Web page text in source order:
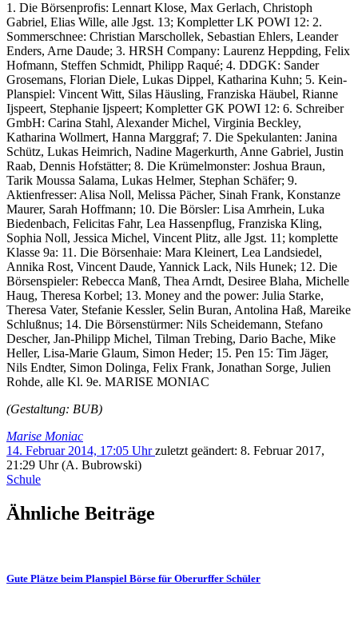
1. Die Börsenprofis: Lennart Klose, Max Gerlach, Christoph
Gabriel, Elias Wille, alle Jgst. 13; Kompletter LK POWI 12: 2.
Sommerschnee: Christian Marschollek, Sebastian Ehlers, Leander
Enders, Arne Daude; 3. HRSH Company: Laurenz Heppding, Felix
Hofmann, Steffen Schmidt, Philipp Raqué; 4. DDGK: Sander
Grosemans, Florian Diele, Lukas Dippel, Katharina Kuhn; 5. Kein-
Planspiel: Vincent Witt, Silas Häusling, Franziska Häubel, Rianne
Ijspeert, Stephanie Ijspeert; Kompletter GK POWI 12: 6. Schreiber
GmbH: Carina Stahl, Alexander Michel, Virginia Beckley,
Katharina Wollmert, Hanna Marggraf; 7. Die Spekulanten: Janina
Schütz, Lukas Heimrich, Nadine Magerkurth, Anne Gabriel, Justin
Raab, Dennis Hofstätter; 8. Die Krümelmonster: Joshua Braun,
Tarik Moussa Salama, Lukas Helmer, Stephan Schäfer; 9.
Aktienfresser: Alisa Noll, Melissa Pächer, Sinah Frank, Konstanze
Maurer, Sarah Hoffmann; 10. Die Börsler: Lisa Amrhein, Luka
Biedenbach, Felicitas Fahr, Lea Hassenpflug, Franziska Kling,
Sophia Noll, Jessica Michel, Vincent Plitz, alle Jgst. 11; komplette
Klasse 9a: 11. Die Börsenhaie: Mara Kleinert, Lea Landsiedel,
Annika Rost, Vincent Daude, Yannick Lack, Nils Hunek; 12. Die
Börsenspieler: Rebecca Manß, Thea Arndt, Desiree Blaha, Michelle
Haug, Theresa Korbel; 13. Money and the power: Julia Starke,
Theresa Vater, Stefanie Kessler, Selin Buran, Antolina Haß, Mareike
Schlußnus; 14. Die Börsenstürmer: Nils Scheidemann, Stefano
Descher, Jan-Philipp Michel, Tilman Trebing, Dario Bache, Mike
Heller, Lisa-Marie Glaum, Simon Heder; 15. Pen 15: Tim Jäger,
Nils Endter, Simon Dolinga, Felix Frank, Jonathan Sorge, Julien
Rohde, alle Kl. 9e. MARISE MONIAC
(Gestaltung: BUB)
Marise Moniac
14. Februar 2014, 17:05 Uhrzuletzt geändert: 8. Februar 2017,
21:29 Uhr(A. Bubrowski)
Schule
Ähnliche Beiträge
Gute Plätze beim Planspiel Börse für Oberurffer Schüler